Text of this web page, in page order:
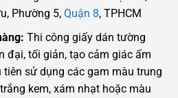
Phường 5, Quận 8, TPHCM
Thi công giấy dán tường
đại, tối giản, tạo cảm giác ấm
sử dụng các gam màu trung
kem, xám nhạt hoặc màu